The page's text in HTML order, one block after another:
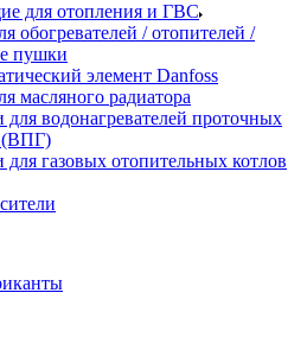
для отопления и ГВС
обогревателей / отопителей /
пушки
элемент Danfoss
масляного радиатора
для водонагревателей проточных
(ВПГ)
для газовых отопительных котлов